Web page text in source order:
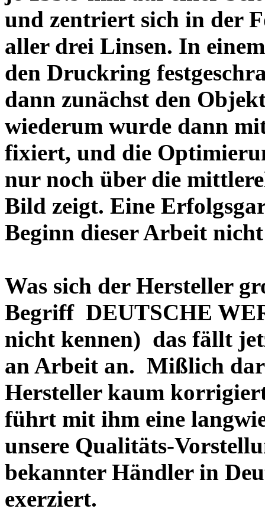
und zentriert sich in der
aller drei Linsen. In
den Druckring
dann zunächst den
wiederum wurde dann
fixiert, und die
nur noch über die
Bild zeigt. Eine
Beginn dieser Arbeit
Was sich der Hersteller
Begriff DEUTSCHE
nicht kennen) das fällt
an Arbeit an. Mißlich
Hersteller kaum
führt mit ihm eine
unsere Qualitäts-
bekannter Händler in
exerziert.